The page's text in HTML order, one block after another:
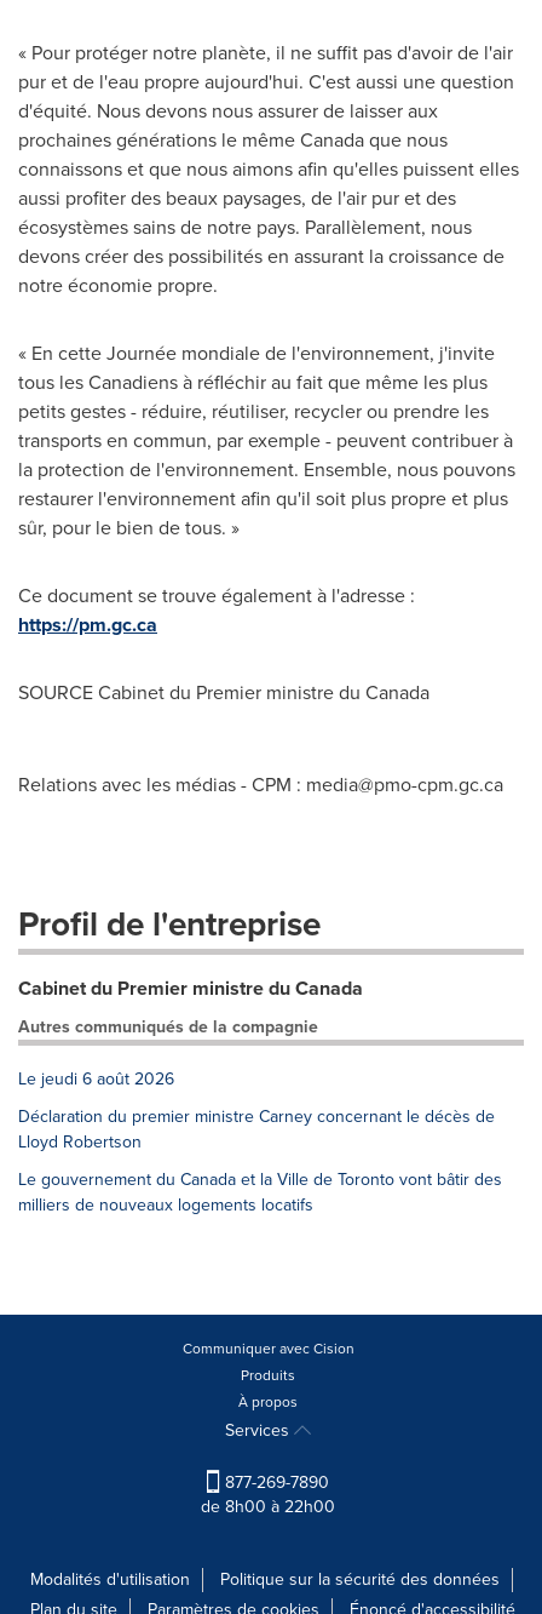
« Pour protéger notre planète, il ne suffit pas d'avoir de l'air
pur et de l'eau propre aujourd'hui. C'est aussi une question
d'équité. Nous devons nous assurer de laisser aux
prochaines générations le mêmeCanadaque nous
connaissons et que nous aimons afin qu'elles puissent elles
aussi profiter des beaux paysages, de l'air pur et des
écosystèmes sains de notre pays. Parallèlement, nous
devons créer des possibilités en assurant la croissance de
notre économie propre.
« En cette Journée mondiale de l'environnement, j'invite
tous les Canadiens à réfléchir au fait que même les plus
petits gestes - réduire, réutiliser, recycler ou prendre les
transports en commun, par exemple - peuvent contribuer à
la protection de l'environnement. Ensemble, nous pouvons
restaurer l'environnement afin qu'il soit plus propre et plus
sûr, pour le bien de tous. »
Ce document se trouve également à l'adresse :
https://pm.gc.ca
SOURCE Cabinet du Premier ministre du Canada
Relations avec les médias - CPM : media@pmo-cpm.gc.ca
Profil de l'entreprise
Cabinet du Premier ministre du Canada
Autres communiqués de la compagnie
Le jeudi 6 août 2026
Déclaration du premier ministre Carney concernant le décès de
Lloyd Robertson
Le gouvernement du Canada et la Ville de Toronto vont bâtir des
milliers de nouveaux logements locatifs
Communiquer avec Cision
Produits
À propos
Services
877-269-7890
de 8h00 à 22h00
Modalités d'utilisation
Politique sur la sécurité des données